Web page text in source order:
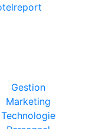
report
Gestion
Marketing
Technologie